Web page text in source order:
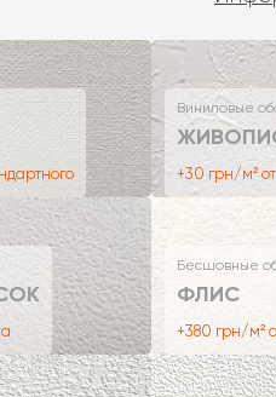
Виниловые
+30 грн/м²
Бесшовные
ФЛИС
+380 грн/м²